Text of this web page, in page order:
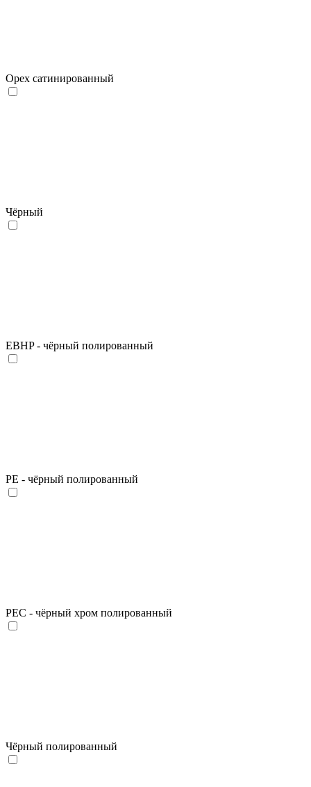
Орех сатинированный
Чёрный
EBHP - чёрный полированный
PE - чёрный полированный
PEC - чёрный хром полированный
Чёрный полированный